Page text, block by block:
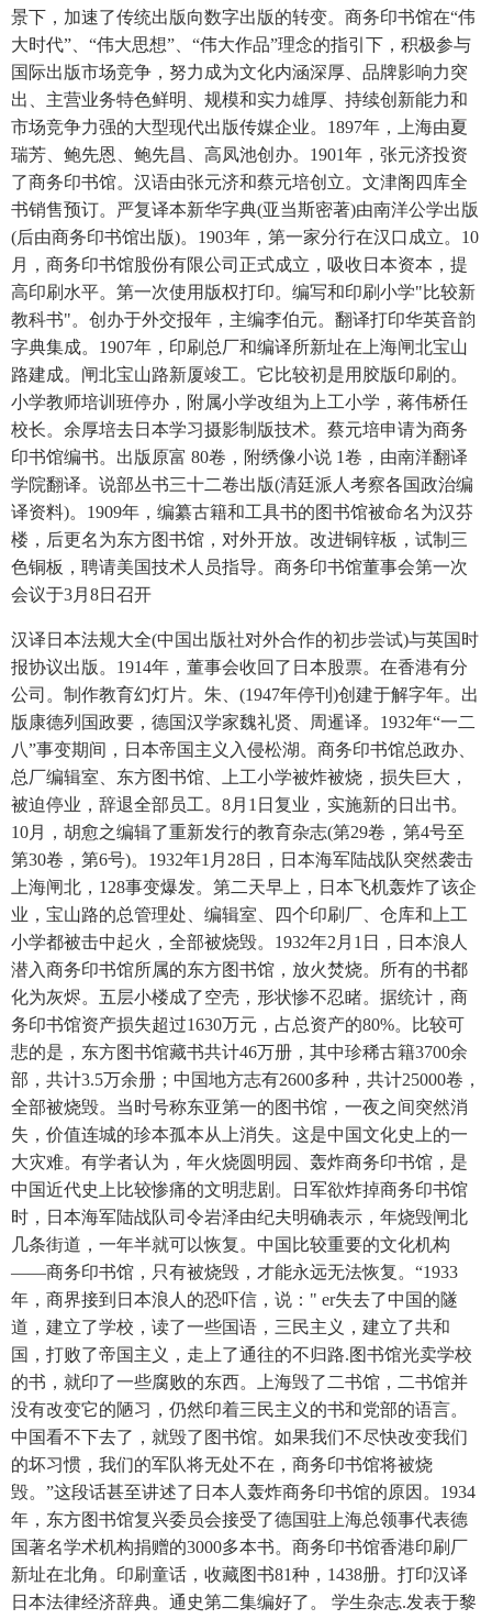
景下，加速了传统出版向数字出版的转变。商务印书馆在“伟
大时代”、“伟大思想”、“伟大作品”理念的指引下，积极参与
国际出版市场竞争，努力成为文化内涵深厚、品牌影响力突
出、主营业务特色鲜明、规模和实力雄厚、持续创新能力和
市场竞争力强的大型现代出版传媒企业。1897年，上海由夏
瑞芳、鲍先恩、鲍先昌、高凤池创办。1901年，张元济投资
了商务印书馆。汉语由张元济和蔡元培创立。文津阁四库全
书销售预订。严复译本新华字典(亚当斯密著)由南洋公学出版
(后由商务印书馆出版)。1903年，第一家分行在汉口成立。10
月，商务印书馆股份有限公司正式成立，吸收日本资本，提
高印刷水平。第一次使用版权打印。编写和印刷小学"比较新
教科书"。创办于外交报年，主编李伯元。翻译打印华英音韵
字典集成。1907年，印刷总厂和编译所新址在上海闸北宝山
路建成。闸北宝山路新厦竣工。它比较初是用胶版印刷的。
小学教师培训班停办，附属小学改组为上工小学，蒋伟桥任
校长。余厚培去日本学习摄影制版技术。蔡元培申请为商务
印书馆编书。出版原富 80卷，附绣像小说 1卷，由南洋翻译
学院翻译。说部丛书三十二卷出版(清廷派人考察各国政治编
译资料)。1909年，编纂古籍和工具书的图书馆被命名为汉芬
楼，后更名为东方图书馆，对外开放。改进铜锌板，试制三
色铜板，聘请美国技术人员指导。商务印书馆董事会第一次
会议于3月8日召开
汉译日本法规大全(中国出版社对外合作的初步尝试)与英国时
报协议出版。1914年，董事会收回了日本股票。在香港有分
公司。制作教育幻灯片。朱、(1947年停刊)创建于解字年。出
版康德列国政要，德国汉学家魏礼贤、周暹译。1932年“一二
八”事变期间，日本帝国主义入侵松湖。商务印书馆总政办、
总厂编辑室、东方图书馆、上工小学被炸被烧，损失巨大，
被迫停业，辞退全部员工。8月1日复业，实施新的日出书。
10月，胡愈之编辑了重新发行的教育杂志(第29卷，第4号至
第30卷，第6号)。1932年1月28日，日本海军陆战队突然袭击
上海闸北，128事变爆发。第二天早上，日本飞机轰炸了该企
业，宝山路的总管理处、编辑室、四个印刷厂、仓库和上工
小学都被击中起火，全部被烧毁。1932年2月1日，日本浪人
潜入商务印书馆所属的东方图书馆，放火焚烧。所有的书都
化为灰烬。五层小楼成了空壳，形状惨不忍睹。据统计，商
务印书馆资产损失超过1630万元，占总资产的80%。比较可
悲的是，东方图书馆藏书共计46万册，其中珍稀古籍3700余
部，共计3.5万余册；中国地方志有2600多种，共计25000卷，
全部被烧毁。当时号称东亚第一的图书馆，一夜之间突然消
失，价值连城的珍本孤本从上消失。这是中国文化史上的一
大灾难。有学者认为，年火烧圆明园、轰炸商务印书馆，是
中国近代史上比较惨痛的文明悲剧。日军欲炸掉商务印书馆
时，日本海军陆战队司令岩泽由纪夫明确表示，年烧毁闸北
几条街道，一年半就可以恢复。中国比较重要的文化机构
——商务印书馆，只有被烧毁，才能永远无法恢复。“1933
年，商界接到日本浪人的恐吓信，说：" er失去了中国的隧
道，建立了学校，读了一些国语，三民主义，建立了共和
国，打败了帝国主义，走上了通往的不归路.图书馆光卖学校
的书，就印了一些腐败的东西。上海毁了二书馆，二书馆并
没有改变它的陋习，仍然印着三民主义的书和党部的语言。
中国看不下去了，就毁了图书馆。如果我们不尽快改变我们
的坏习惯，我们的军队将无处不在，商务印书馆将被烧
毁。”这段话甚至讲述了日本人轰炸商务印书馆的原因。1934
年，东方图书馆复兴委员会接受了德国驻上海总领事代表德
国著名学术机构捐赠的3000多本书。商务印书馆香港印刷厂
新址在北角。印刷童话，收藏图书81种，1438册。打印汉译
日本法律经济辞典。通史第二集编好了。 学生杂志.发表于黎